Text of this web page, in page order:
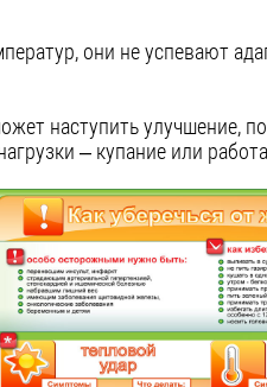
они не успевают
наступить улучшение,
– купание или